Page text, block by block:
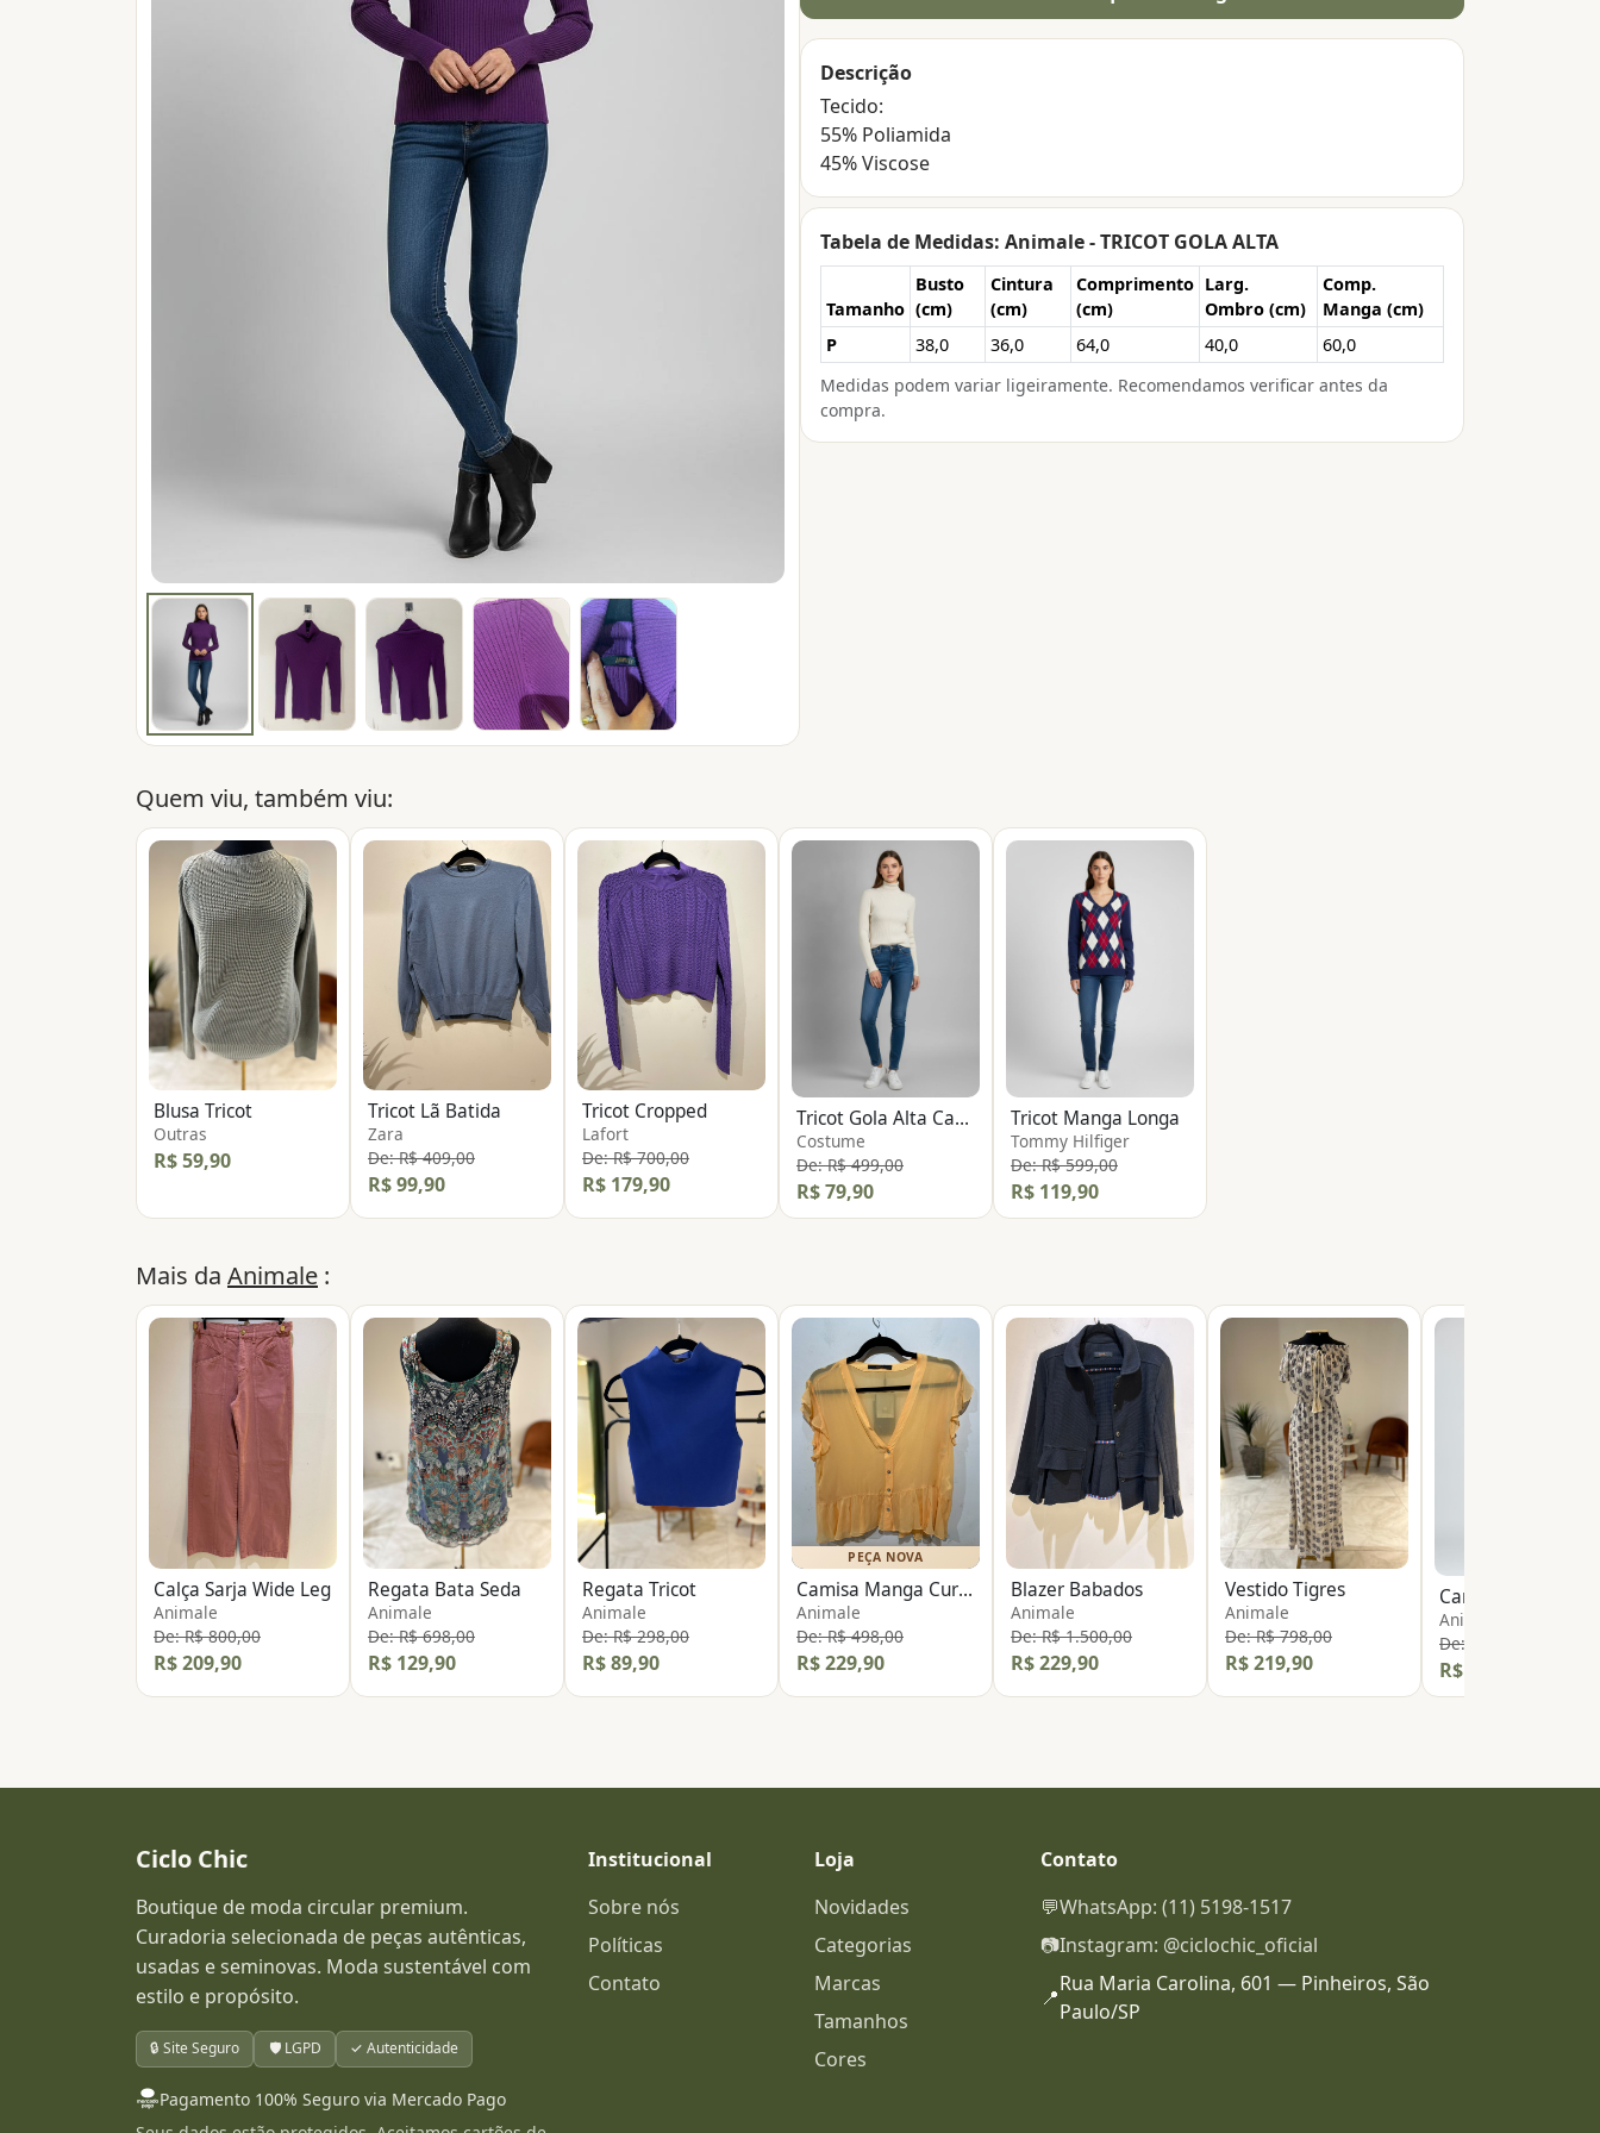
Descrição
Tecido:
55% Poliamida
45% Viscose
Tabela de Medidas: Animale - TRICOT GOLA ALTA
Tamanho
Busto
(cm)
Cintura
(cm)
Comprimento
(cm)
Larg.
Ombro (cm)
Comp.
Manga (cm)
P
38,0 36,0 64,0 40,0
60,0
Medidas podem variar ligeiramente. Recomendamos verificar antes da
compra.
Quem viu, também viu:
Blusa Tricot
Outras
R$ 59,90
Tricot Lã Batida
Zara
De: R$ 409,00
R$ 99,90
Tricot Cropped
Lafort
De: R$ 700,00
R$ 179,90
Tricot Gola Alta Canelado
Costume
De: R$ 499,00
R$ 79,90
Tricot Manga Longa
Tommy Hilfiger
De: R$ 599,00
R$ 119,90
Mais da Animale :
Calça Sarja Wide Leg
Animale
De: R$ 800,00
R$ 209,90
Regata Bata Seda
Animale
De: R$ 698,00
R$ 129,90
Regata Tricot
Animale
De: R$ 298,00
R$ 89,90
PEÇA NOVA
Camisa Manga Curta Transparência
Animale
De: R$ 498,00
R$ 229,90
Blazer Babados
Animale
De: R$ 1.500,00
R$ 229,90
Vestido Tigres
Animale
De: R$ 798,00
R$ 219,90
Animale
De: R$ 798,00
R$ 219,90
Ciclo Chic
Boutique de moda circular premium.
Curadoria selecionada de peças autênticas,
usadas e seminovas. Moda sustentável com
estilo e propósito.
🔒 Site Seguro 🛡️ LGPD ✓ Autenticidade
Pagamento 100% Seguro via Mercado Pago
Institucional
Sobre nós
Políticas
Contato
Loja
Novidades
Categorias
Marcas
Tamanhos
Cores
Contato
💬WhatsApp: (11) 5198-1517
📷Instagram: @ciclochic_oficial
📍
Rua Maria Carolina, 601 — Pinheiros, São
Paulo/SP